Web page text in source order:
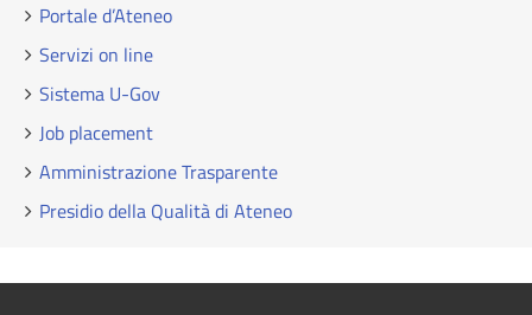
Portale d’Ateneo
Servizi on line
Sistema U-Gov
Job placement
Amministrazione Trasparente
Presidio della Qualità di Ateneo